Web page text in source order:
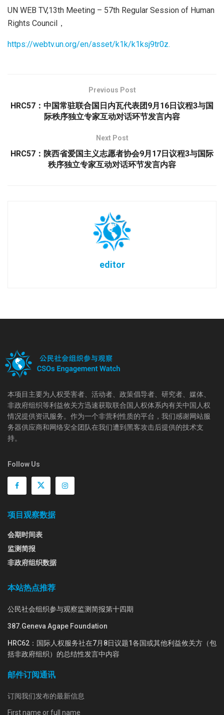
UN WEB TV,13th Meeting – 57th Regular Session of Human
Rights Council，
https://webtv.un.org/en/asset/k1k/k1ksj9tr0z.
Previous Post
HRC57：中国常驻联合国日内瓦代表团9月16日议程3与国
际秩序独立专家互动对话环节发言内容
Next Post
HRC57：陕西省爱国主义志愿者协会9月17日议程3与国际
秩序独立专家互动对话环节发言内容
editor
本项目主要为人权受害者、活动者、政策倡导者、研究者、媒体、
非政府组织等利益攸关方迅速获取联合国人权体系内有关中国人权
情况提供资讯服务。作为一个非营利性质的平台，我们感谢网站服
务器供应商和网络安全团队在我们遭到黑客攻击后提供的技术支
持。
Follow Us
项目观察数据
会期时间表
监测简报
非政府组织数据
本站热点推荐
公民社会组织参与观察监测简报第十四期
387.Geneva Agape Foundation
HRC62：国际人权服务社在7月8日议题1各国或其他利益攸关方（包
括非政府组织）的总结性发言中内容
邮件订阅通讯
订阅我们发布的最新信息
First name or full name